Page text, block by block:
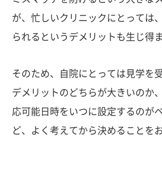
が、忙しいクリニックにとっては
られるというデメリットも生じ得ま
そのため、自院にとっては見学を
デメリットのどちらが大きいのか
応可能日時をいつに設定するのが
ど、よく考えてから決めることを